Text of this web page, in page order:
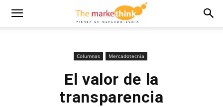
Columnas Mercadotecnia
El valor de la
transparencia